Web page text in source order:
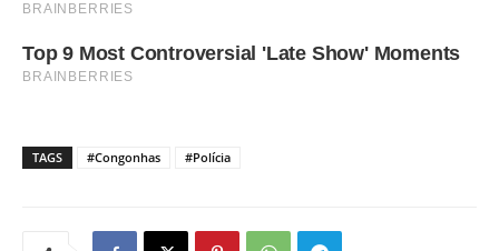
TAGS #Congonhas #Polícia